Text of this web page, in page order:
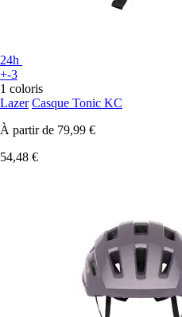
24h
+-3
1 coloris
Lazer Casque Tonic KC
À partir de 79,99 €
54,48 €